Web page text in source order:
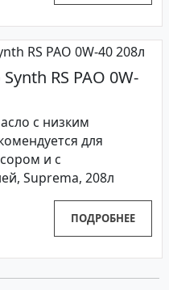
RS PAO 0W-
с низким
для
и с
Suprema, 208л
ПОДРОБНЕЕ